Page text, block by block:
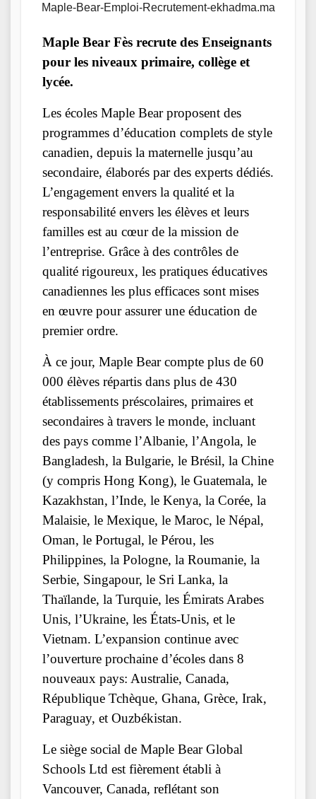
Maple-Bear-Emploi-Recrutement-ekhadma.ma
Maple Bear Fès recrute des Enseignants
pour les niveaux primaire, collège et
lycée.
Les écoles Maple Bear proposent des
programmes d’éducation complets de style
canadien, depuis la maternelle jusqu’au
secondaire, élaborés par des experts dédiés.
L’engagement envers la qualité et la
responsabilité envers les élèves et leurs
familles est au cœur de la mission de
l’entreprise. Grâce à des contrôles de
qualité rigoureux, les pratiques éducatives
canadiennes les plus efficaces sont mises
en œuvre pour assurer une éducation de
premier ordre.
À ce jour, Maple Bear compte plus de 60
000 élèves répartis dans plus de 430
établissements préscolaires, primaires et
secondaires à travers le monde, incluant
des pays comme l’Albanie, l’Angola, le
Bangladesh, la Bulgarie, le Brésil, la Chine
(y compris Hong Kong), le Guatemala, le
Kazakhstan, l’Inde, le Kenya, la Corée, la
Malaisie, le Mexique, le Maroc, le Népal,
Oman, le Portugal, le Pérou, les
Philippines, la Pologne, la Roumanie, la
Serbie, Singapour, le Sri Lanka, la
Thaïlande, la Turquie, les Émirats Arabes
Unis, l’Ukraine, les États-Unis, et le
Vietnam. L’expansion continue avec
l’ouverture prochaine d’écoles dans 8
nouveaux pays: Australie, Canada,
République Tchèque, Ghana, Grèce, Irak,
Paraguay, et Ouzbékistan.
Le siège social de Maple Bear Global
Schools Ltd est fièrement établi à
Vancouver, Canada, reflétant son